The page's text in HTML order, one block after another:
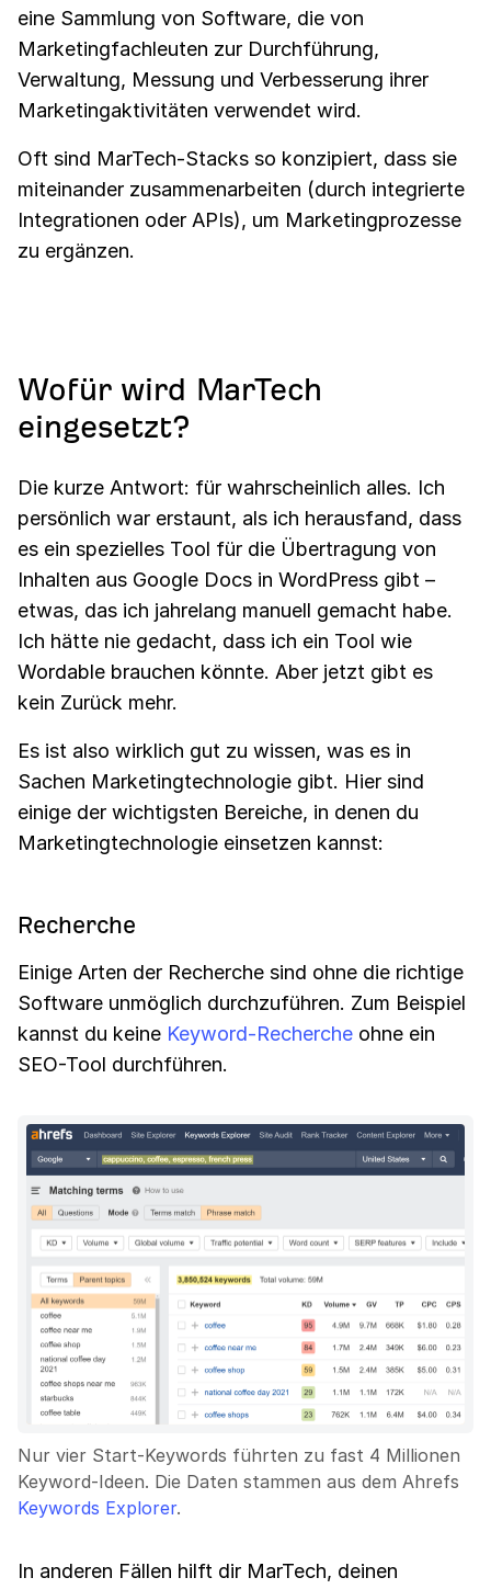
eine Sammlung von Software, die von
Marketingfachleuten zur Durchführung,
Verwaltung, Messung und Verbesserung ihrer
Marketingaktivitäten verwendet wird.
Oft sind MarTech-Stacks so konzipiert, dass sie
miteinander zusammenarbeiten (durch integrierte
Integrationen oder APIs), um Marketingprozesse
zu ergänzen.
Wofür wird MarTech
eingesetzt?
Die kurze Antwort: für wahrscheinlich alles. Ich
persönlich war erstaunt, als ich herausfand, dass
es ein spezielles Tool für die Übertragung von
Inhalten aus Google Docs in WordPress gibt –
etwas, das ich jahrelang manuell gemacht habe.
Ich hätte nie gedacht, dass ich ein Tool wie
Wordable brauchen könnte. Aber jetzt gibt es
kein Zurück mehr.
Es ist also wirklich gut zu wissen, was es in
Sachen Marketingtechnologie gibt. Hier sind
einige der wichtigsten Bereiche, in denen du
Marketingtechnologie einsetzen kannst:
Recherche
Einige Arten der Recherche sind ohne die richtige
Software unmöglich durchzuführen. Zum Beispiel
kannst du keine Keyword-Recherche ohne ein
SEO-Tool durchführen.
Nur vier Start-Keywords führten zu fast 4 Millionen
Keyword-Ideen. Die Daten stammen aus dem Ahrefs
Keywords Explorer.
In anderen Fällen hilft dir MarTech, deinen